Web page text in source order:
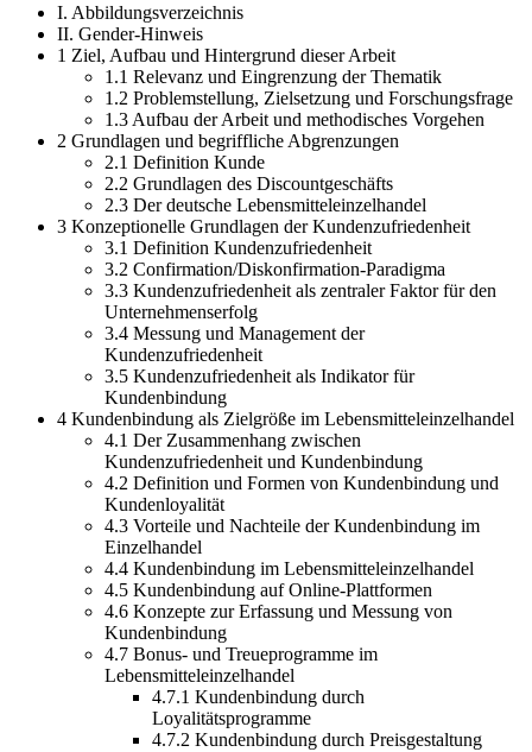
I. Abbildungsverzeichnis
II. Gender-Hinweis
1 Ziel, Aufbau und Hintergrund dieser Arbeit
1.1 Relevanz und Eingrenzung der Thematik
1.2 Problemstellung, Zielsetzung und Forschungsfrage
1.3 Aufbau der Arbeit und methodisches Vorgehen
2 Grundlagen und begriffliche Abgrenzungen
2.1 Definition Kunde
2.2 Grundlagen des Discountgeschäfts
2.3 Der deutsche Lebensmitteleinzelhandel
3 Konzeptionelle Grundlagen der Kundenzufriedenheit
3.1 Definition Kundenzufriedenheit
3.2 Confirmation/Diskonfirmation-Paradigma
3.3 Kundenzufriedenheit als zentraler Faktor für den
Unternehmenserfolg
3.4 Messung und Management der
Kundenzufriedenheit
3.5 Kundenzufriedenheit als Indikator für
Kundenbindung
4 Kundenbindung als Zielgröße im Lebensmitteleinzelhandel
4.1 Der Zusammenhang zwischen
Kundenzufriedenheit und Kundenbindung
4.2 Definition und Formen von Kundenbindung und
Kundenloyalität
4.3 Vorteile und Nachteile der Kundenbindung im
Einzelhandel
4.4 Kundenbindung im Lebensmitteleinzelhandel
4.5 Kundenbindung auf Online-Plattformen
4.6 Konzepte zur Erfassung und Messung von
Kundenbindung
4.7 Bonus- und Treueprogramme im
Lebensmitteleinzelhandel
4.7.1 Kundenbindung durch
Loyalitätsprogramme
4.7.2 Kundenbindung durch Preisgestaltung